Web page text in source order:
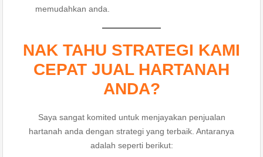
memudahkan anda.
NAK TAHU STRATEGI KAMI
CEPAT JUAL HARTANAH
ANDA?
Saya sangat komited untuk menjayakan penjualan
hartanah anda dengan strategi yang terbaik. Antaranya
adalah seperti berikut: